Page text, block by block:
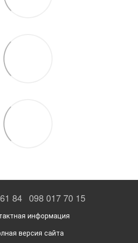
84 098 017 70 15
информация
версия сайта